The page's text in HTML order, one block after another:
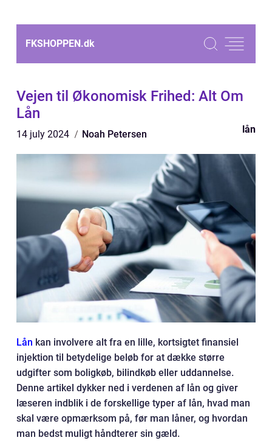
FKSHOPPEN.dk
Vejen til Økonomisk Frihed: Alt Om
Lån
14 july 2024 Noah Petersen lån
Lån kan involvere alt fra en lille, kortsigtet finansiel
injektion til betydelige beløb for at dække større
udgifter som boligkøb, bilindkøb eller uddannelse.
Denne artikel dykker ned i verdenen af lån og giver
læseren indblik i de forskellige typer af lån, hvad man
skal være opmærksom på, før man låner, og hvordan
man bedst muligt håndterer sin gæld.